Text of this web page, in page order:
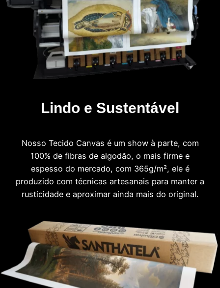
Lindo e Sustentável
Nosso Tecido Canvas é um show à parte, com
100% de fibras de algodão, o mais firme e
espesso do mercado, com 365g/m², ele é
produzido com técnicas artesanais para manter a
rusticidade e aproximar ainda mais do original.